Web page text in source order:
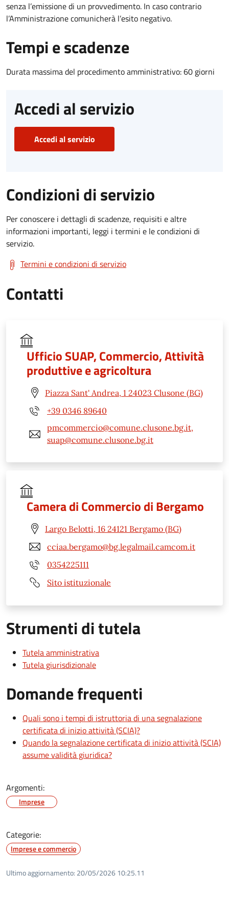
senza l’emissione di un provvedimento. In caso contrario
l’Amministrazione comunicherà l’esito negativo.
Tempi e scadenze
Durata massima del procedimento amministrativo: 60 giorni
Accedi al servizio
Accedi al servizio
Condizioni di servizio
Per conoscere i dettagli di scadenze, requisiti e altre
informazioni importanti, leggi i termini e le condizioni di
servizio.
Termini e condizioni di servizio
Contatti
Ufficio SUAP, Commercio, Attività
produttive e agricoltura
Piazza Sant' Andrea, 1 24023 Clusone (BG)
+39 0346 89640
pmcommercio@comune.clusone.bg.it,
suap@comune.clusone.bg.it
Camera di Commercio di Bergamo
Largo Belotti, 16 24121 Bergamo (BG)
cciaa.bergamo@bg.legalmail.camcom.it
0354225111
Sito istituzionale
Strumenti di tutela
Tutela amministrativa
Tutela giurisdizionale
Domande frequenti
Quali sono i tempi di istruttoria di una segnalazione
certificata di inizio attività (SCIA)?
Quando la segnalazione certificata di inizio attività (SCIA)
assume validità giuridica?
Argomenti:
Imprese
Categorie:
Imprese e commercio
Ultimo aggiornamento: 20/05/2026 10:25.11